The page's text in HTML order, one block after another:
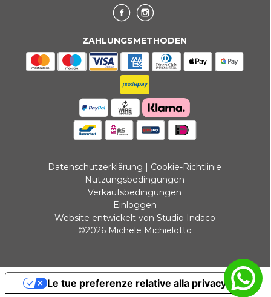
ZAHLUNGSMETHODEN
Datenschutzerklärung
Cookie-Richtlinie
Nutzungsbedingungen
Verkaufsbedingungen
Einloggen
Website entwickelt von Studio Indaco
©2026 Michele Michielotto
Le tue preferenze relative alla privacy